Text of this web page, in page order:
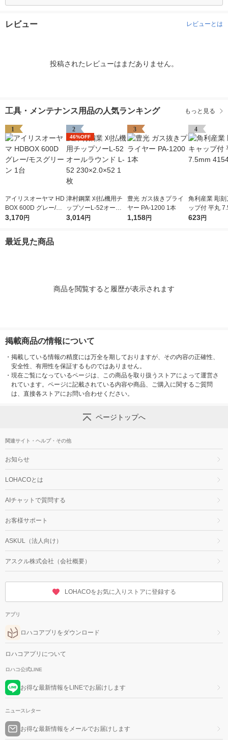
レビュー レビューとは
投稿されたレビューはまだありません。
工具・メンテナンス用品の人気ランキング もっと見る
1
アイリスオーヤマ HD
BOX 600D グレー/モ
スグリーン 1台
3,170円
2
46%OFF
津村鋼業 刈払機用チ
ップソーL-52オール
ラウンド L-52 230×2.
3,014円
3
豊光 ガス抜きプライ
ヤー PA-1200 1本
1,158円
4
角利産業 彫刻
ップ付 平丸
541 1個
623円
最近見た商品
商品を閲覧すると履歴が表示されます
掲載商品の情報について
・ 掲載している情報の精度には万全を期しておりますが、その内容の正確性、
安全性、有用性を保証するものではありません。
・ 現在ご覧になっているページは、この商品を取り扱うストアによって運営さ
れています。ページに記載されている内容や商品、ご購入に関するご質問
は、直接各ストアにお問い合わせください。
ページトップへ
関連サイト・ヘルプ・その他
お知らせ
LOHACOとは
AIチャットで質問する
お客様サポート
ASKUL（法人向け）
アスクル株式会社（会社概要）
LOHACOをお気に入りストアに登録する
アプリ
ロハコアプリをダウンロード
ロハコアプリについて
ロハコ公式LINE
お得な最新情報をLINEでお届けします
ニュースレター
お得な最新情報をメールでお届けします